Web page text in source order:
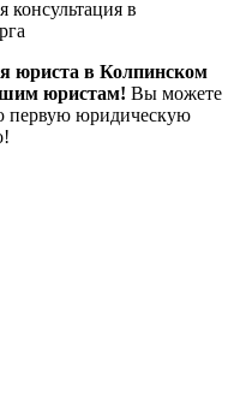
консультация в
юриста в Колпинском
юристам! Вы можете
первую юридическую